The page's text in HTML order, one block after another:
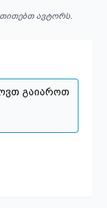
ავტორს.